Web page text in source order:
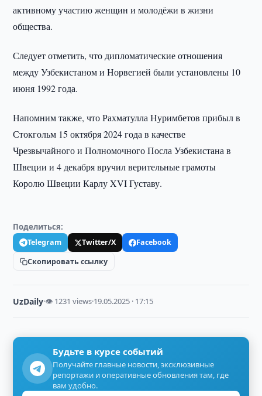
активному участию женщин и молодёжи в жизни
общества.
Следует отметить, что дипломатические отношения
между Узбекистаном и Норвегией были установлены 10
июня 1992 года.
Напомним также, что Рахматулла Нуримбетов прибыл в
Стокгольм 15 октября 2024 года в качестве
Чрезвычайного и Полномочного Посла Узбекистана в
Швеции и 4 декабря вручил верительные грамоты
Королю Швеции Карлу XVI Густаву.
Поделиться:
Telegram Twitter/X
Facebook
Скопировать ссылку
UzDaily·👁 1231 views·19.05.2025 · 17:15
Будьте в курсе событий
Получайте главные новости, эксклюзивные
репортажи и оперативные обновления там, где
вам удобно.